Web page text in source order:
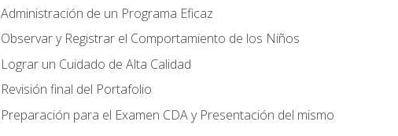
Administración de un Programa Eficaz
Observar y Registrar el Comportamiento de los Niños
Lograr un Cuidado de Alta Calidad
Revisión final del Portafolio
Preparación para el Examen CDA y Presentación del mismo